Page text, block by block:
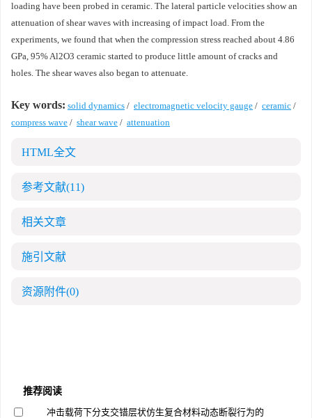
loading have been probed in ceramic. The lateral particle velocities show an
attenuation of shear waves with increasing of impact load. From the
experiments, we found that when the compression stress reached about 4.86
GPa, 95% Al2O3 ceramic started to produce little amount of cracks and
holes. The shear waves also began to attenuate.
Key words: solid dynamics / electromagnetic velocity gauge / ceramic /
compress wave / shear wave / attenuation
HTML全文
参考文献(11)
相关文章
施引文献
资源附件(0)
推荐阅读
冲击载荷下分支交错层状仿生复合材料动态断裂行为的